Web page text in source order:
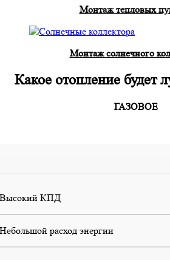
Монтаж тепловых
Монтаж солнечного
Какое отопление будет
ГАЗОВОЕ
Высокий КПД
Небольшой расход энергии